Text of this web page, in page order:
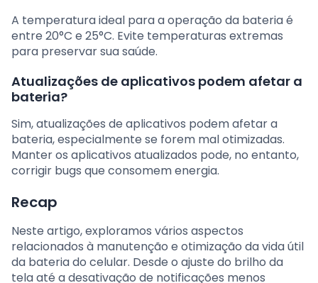
A temperatura ideal para a operação da bateria é
entre 20°C e 25°C. Evite temperaturas extremas
para preservar sua saúde.
Atualizações de aplicativos podem afetar a
bateria?
Sim, atualizações de aplicativos podem afetar a
bateria, especialmente se forem mal otimizadas.
Manter os aplicativos atualizados pode, no entanto,
corrigir bugs que consomem energia.
Recap
Neste artigo, exploramos vários aspectos
relacionados à manutenção e otimização da vida útil
da bateria do celular. Desde o ajuste do brilho da
tela até a desativação de notificações menos